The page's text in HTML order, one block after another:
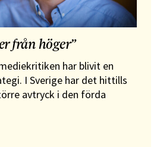
från höger”
har blivit en
I Sverige har det hittills
avtryck i den förda